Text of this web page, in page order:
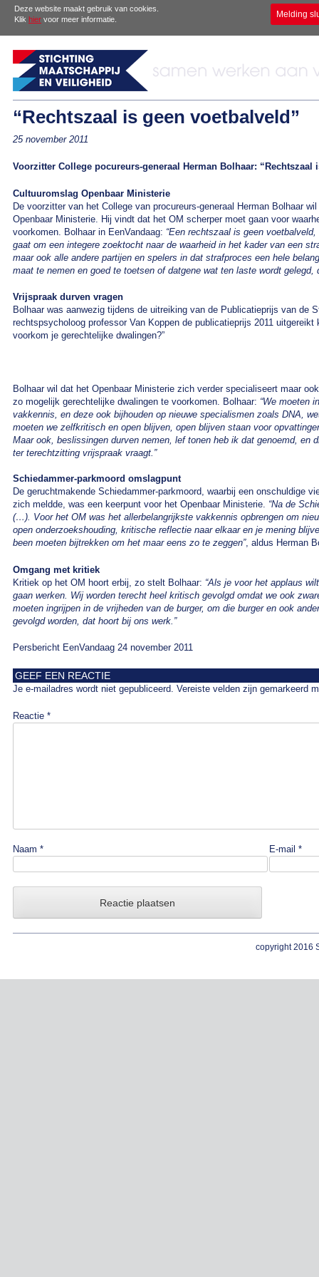
Deze website maakt gebruik van cookies.
Klik hier voor meer informatie. Melding
“Rechtszaal is geen voetbalveld”
25 november 2011
Voorzitter College pocureurs-generaal Herman Bolhaar: “Rechtszaal
Cultuuromslag Openbaar Ministerie
De voorzitter van het College van procureurs-generaal Herman Bolhaar
Openbaar Ministerie. Hij vindt dat het OM scherper moet gaan voor
voorkomen. Bolhaar in EenVandaag: “Een rechtszaal is geen
gaat om een integere zoektocht naar de waarheid in het kader van een
maar ook alle andere partijen en spelers in dat strafproces een hele
maat te nemen en goed te toetsen of datgene wat ten laste wordt gelegd,
Vrijspraak durven vragen
Bolhaar was aanwezig tijdens de uitreiking van de Publicatieprijs van de
rechtspsycholoog professor Van Koppen de publicatieprijs 2011
voorkom je gerechtelijke dwalingen?”
Bolhaar wil dat het Openbaar Ministerie zich verder specialiseert maar
zo mogelijk gerechtelijke dwalingen te voorkomen. Bolhaar: “We moeten
vakkennis, en deze ook bijhouden op nieuwe specialismen zoals DNA,
moeten we zelfkritisch en open blijven, open blijven staan voor
Maar ook, beslissingen durven nemen, lef tonen heb ik dat genoemd, en
ter terechtzitting vrijspraak vraagt.”
Schiedammer-parkmoord omslagpunt
De geruchtmakende Schiedammer-parkmoord, waarbij een onschuldige
zich meldde, was een keerpunt voor het Openbaar Ministerie. “Na de
(…). Voor het OM was het allerbelangrijkste vakkennis opbrengen om
open onderzoekshouding, kritische reflectie naar elkaar en je mening
been moeten bijtrekken om het maar eens zo te zeggen”, aldus Herman
Omgang met kritiek
Kritiek op het OM hoort erbij, zo stelt Bolhaar: “Als je voor het applaus
gaan werken. Wij worden terecht heel kritisch gevolgd omdat we ook
moeten ingrijpen in de vrijheden van de burger, om die burger en ook
gevolgd worden, dat hoort bij ons werk.”
Persbericht EenVandaag 24 november 2011
GEEF EEN REACTIE
Je e-mailadres wordt niet gepubliceerd. Vereiste velden zijn gemarkeerd
Reactie *
Naam * E-mail *
copyright 2016